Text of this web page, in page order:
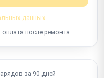
данных
оплата после ремонта
за 90 дней